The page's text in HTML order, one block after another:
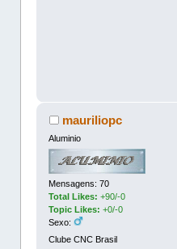
mauriliopc
Aluminio
Mensagens: 70
Total Likes:+90/-0
Topic Likes: +0/-0
Sexo:
Clube CNC Brasil